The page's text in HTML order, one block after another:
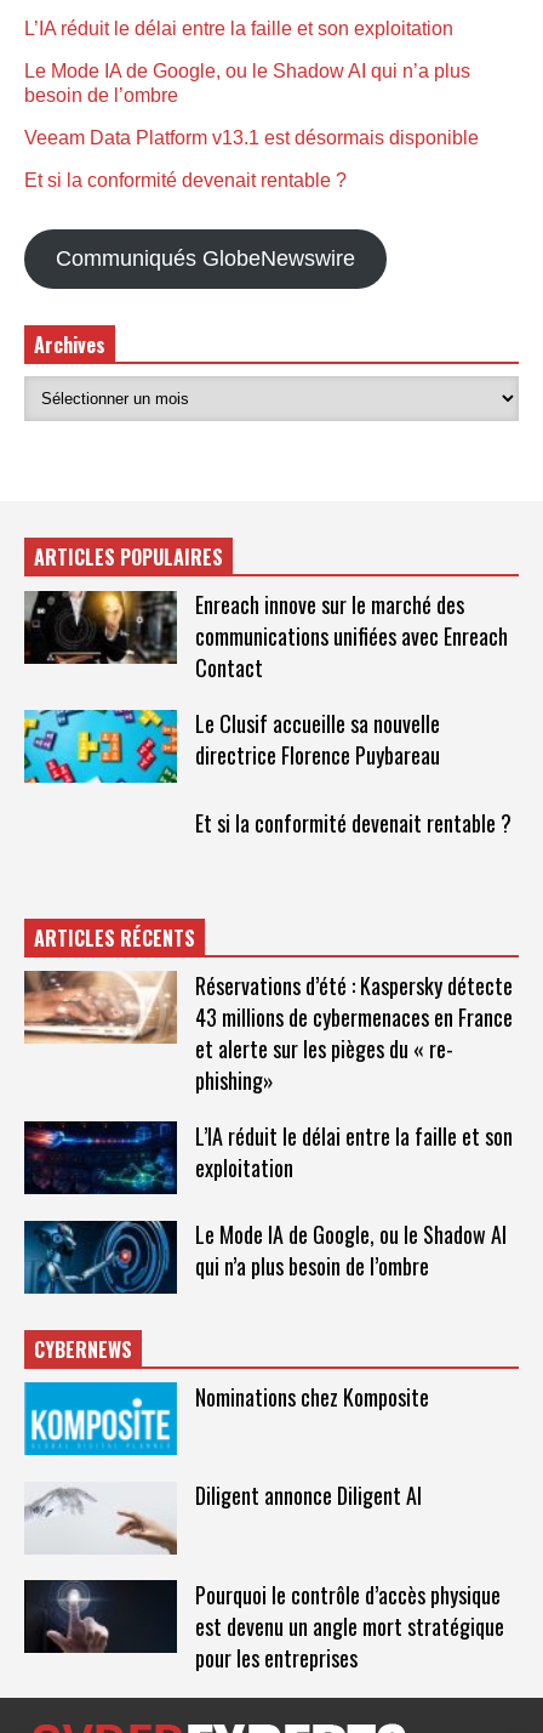
L’IA réduit le délai entre la faille et son exploitation
Le Mode IA de Google, ou le Shadow AI qui n’a plus
besoin de l’ombre
Veeam Data Platform v13.1 est désormais disponible
Et si la conformité devenait rentable ?
Communiqués GlobeNewswire
Archives
ARTICLES POPULAIRES
Enreach innove sur le marché des
communications unifiées avec Enreach
Contact
Le Clusif accueille sa nouvelle
directrice Florence Puybareau
Et si la conformité devenait rentable ?
ARTICLES RÉCENTS
Réservations d’été : Kaspersky détecte
43 millions de cybermenaces en France
et alerte sur les pièges du « re-
phishing»
L’IA réduit le délai entre la faille et son
exploitation
Le Mode IA de Google, ou le Shadow AI
qui n’a plus besoin de l’ombre
CYBERNEWS
Nominations chez Komposite
Diligent annonce Diligent AI
Pourquoi le contrôle d’accès physique
est devenu un angle mort stratégique
pour les entreprises